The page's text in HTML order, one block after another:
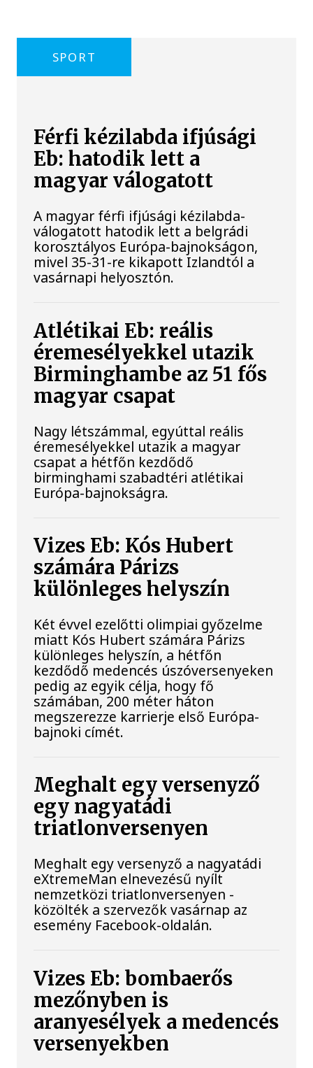
SPORT
Férfi kézilabda ifjúsági
Eb: hatodik lett a
magyar válogatott
A magyar férfi ifjúsági kézilabda-
válogatott hatodik lett a belgrádi
korosztályos Európa-bajnokságon,
mivel 35-31-re kikapott Izlandtól a
vasárnapi helyosztón.
Atlétikai Eb: reális
éremesélyekkel utazik
Birminghambe az 51 fős
magyar csapat
Nagy létszámmal, egyúttal reális
éremesélyekkel utazik a magyar
csapat a hétfőn kezdődő
birminghami szabadtéri atlétikai
Európa-bajnokságra.
Vizes Eb: Kós Hubert
számára Párizs
különleges helyszín
Két évvel ezelőtti olimpiai győzelme
miatt Kós Hubert számára Párizs
különleges helyszín, a hétfőn
kezdődő medencés úszóversenyeken
pedig az egyik célja, hogy fő
számában, 200 méter háton
megszerezze karrierje első Európa-
bajnoki címét.
Meghalt egy versenyző
egy nagyatádi
triatlonversenyen
Meghalt egy versenyző a nagyatádi
eXtremeMan elnevezésű nyílt
nemzetközi triatlonversenyen -
közölték a szervezők vasárnap az
esemény Facebook-oldalán.
Vizes Eb: bombaerős
mezőnyben is
aranyesélyek a medencés
versenyekben